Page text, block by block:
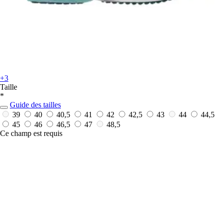
+3
Taille
*
Guide des tailles
39
40 40,5 41 42 42,5 43 44
44,5
45
46 46,5 47
48,5
Ce champ est requis